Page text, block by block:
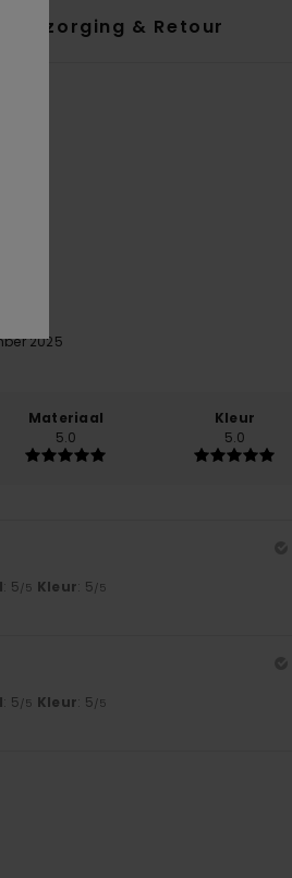
Bezorging & Retour
2025
Materiaal
5.0
Kleur
5.0
: 5/5 Kleur: 5/5
: 5/5 Kleur: 5/5